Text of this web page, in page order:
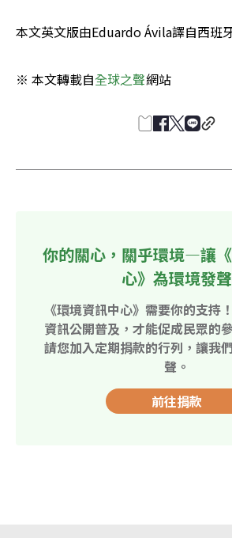
本文英文版由Eduardo Ávila譯自西班
※ 本文轉載自全球之聲網站
你的關心，關乎環境—讓
心》為環境發聲
《環境資訊中心》需要你的支持
資訊公開普及，才能促成民眾的
請您加入定期捐款的行列，讓我
聲。
前往捐款